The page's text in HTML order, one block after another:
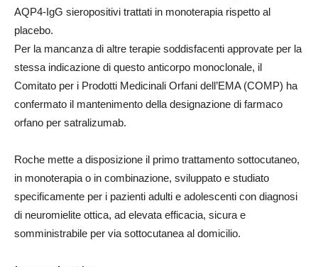
AQP4-IgG sieropositivi trattati in monoterapia rispetto al
placebo.
Per la mancanza di altre terapie soddisfacenti approvate per la
stessa indicazione di questo anticorpo monoclonale, il
Comitato per i Prodotti Medicinali Orfani dell’EMA (COMP) ha
confermato il mantenimento della designazione di farmaco
orfano per satralizumab.
Roche mette a disposizione il primo trattamento sottocutaneo,
in monoterapia o in combinazione, sviluppato e studiato
specificamente per i pazienti adulti e adolescenti con diagnosi
di neuromielite ottica, ad elevata efficacia, sicura e
somministrabile per via sottocutanea al domicilio.